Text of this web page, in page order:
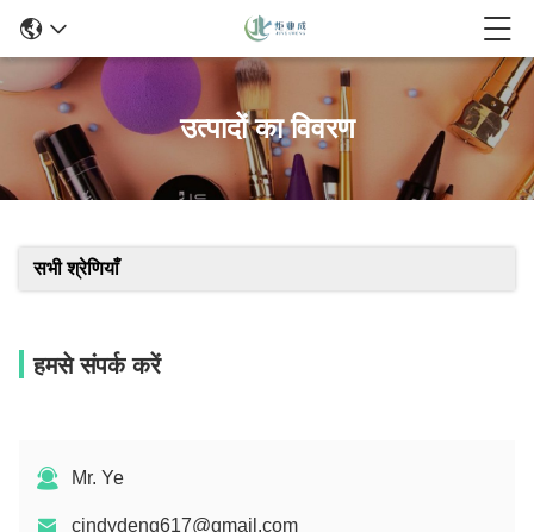
उत्पादों का विवरण
सभी श्रेणियाँ
हमसे संपर्क करें
Mr. Ye
cindydeng617@gmail.com